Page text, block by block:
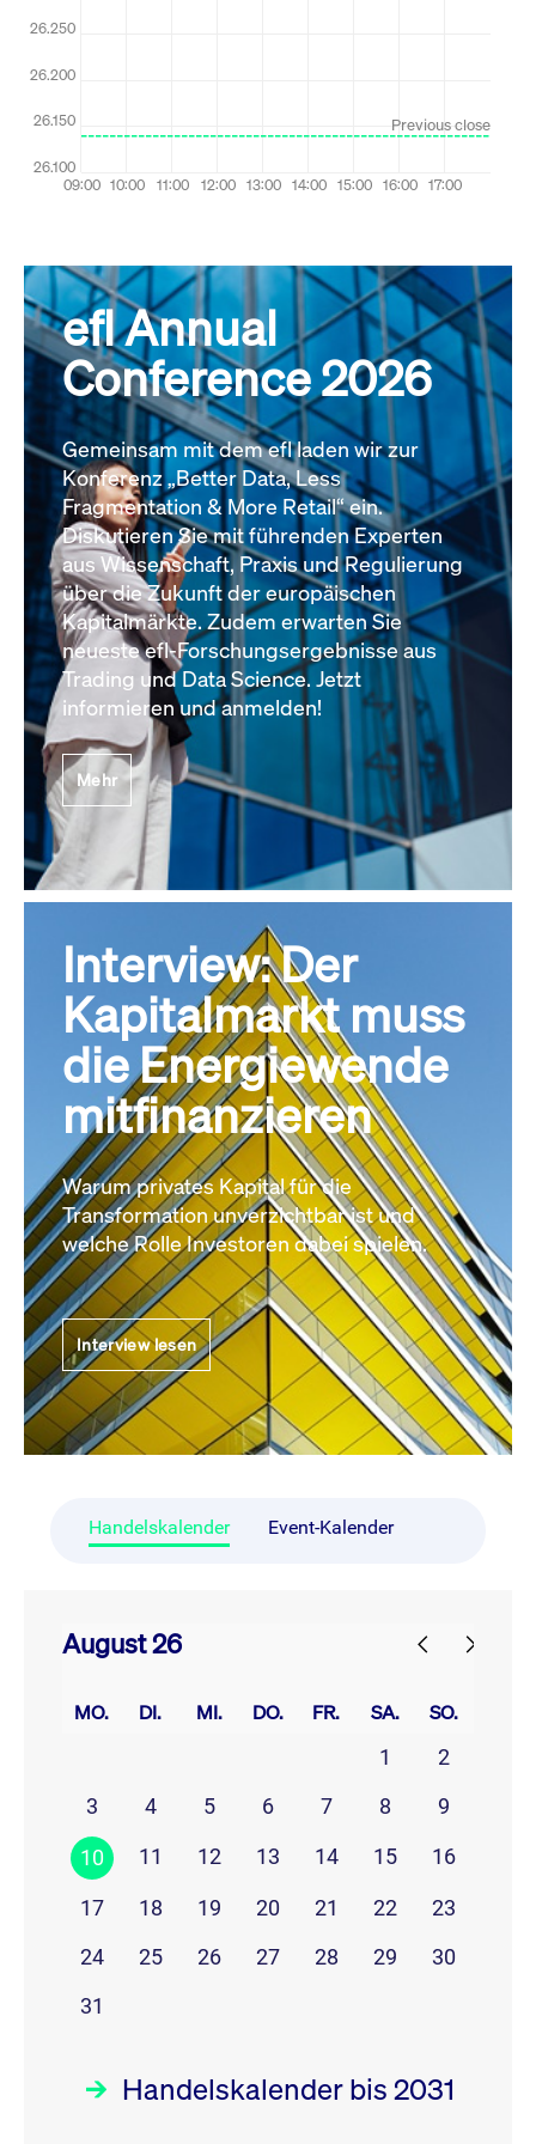
efl Annual
Conference 2026
Gemeinsam mit dem efl laden wir zur
Konferenz „Better Data, Less
Fragmentation & More Retail“ ein.
Diskutieren Sie mit führenden Experten
aus Wissenschaft, Praxis und Regulierung
über die Zukunft der europäischen
Kapitalmärkte. Zudem erwarten Sie
neueste efl-Forschungsergebnisse aus
Trading und Data Science. Jetzt
informieren und anmelden!
Mehr
Interview: Der
Kapitalmarkt muss
die Energiewende
mitfinanzieren
Warum privates Kapital für die
Transformation unverzichtbar ist und
welche Rolle Investoren dabei spielen.
Interview lesen
Handelskalender Event-Kalender
August 26
MO. DI. MI. DO. FR. SA. SO.
1
2
3
4 5 6 7 8 9
10 11 12 13 14 15 16
17 18 19 20 21 22
23
24
25 26 27 28 29
30
31
Handelskalender bis 2031